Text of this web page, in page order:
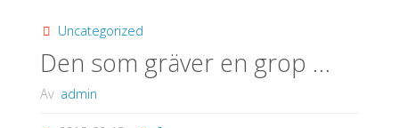
Uncategorized
Den som gräver en grop …
Av admin